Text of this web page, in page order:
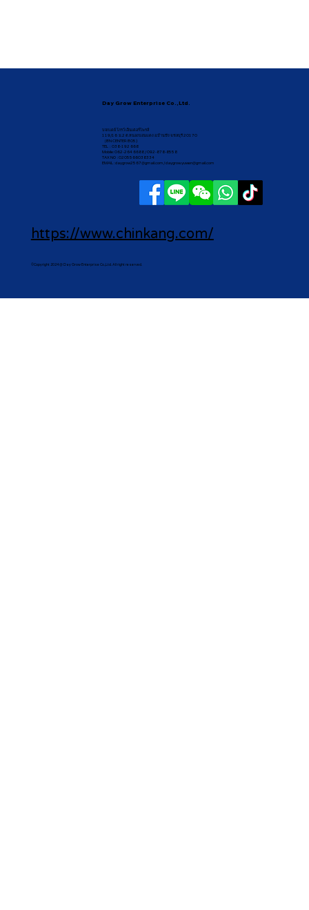
Day Grow Enterprise Co.,Ltd.
บจก.เดย์ โกรว์ เอ็นเตอร์ไพรส์
119/16 ม.2 ต.หนองบอนแดง อ.บ้านบึง จ.ชลบุรี 20170
（BN CENTER B05)
TEL : 038-192 668
Mobile: 062-264 6688 / 092-878-8558
TAX NO : 0205566038334
EMAIL :daygrow2567@gmail.com/daygrow.yuwen@gmail.com
https://www.chinkang.com/
©Copyright 2024 @ Day Grow Enterprise Co.,Ltd. All right reserved.